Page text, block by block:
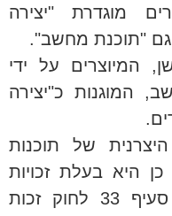
מוגדרת "יצירה
גם "תוכנת מחשב".
המיוצרים על ידי
המוגנות כ"יצירה
היצרנית של תוכנות
היא בעלת זכויות
היוצרים בהן, לאור הוראת סעיף 33 לחוק זכות